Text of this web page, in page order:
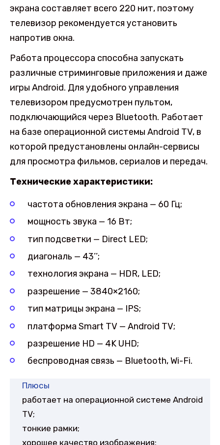
экрана составляет всего 220 нит, поэтому
телевизор рекомендуется установить
напротив окна.
Работа процессора способна запускать
различные стриминговые приложения и даже
игры Android. Для удобного управления
телевизором предусмотрен пультом,
подключающийся через Bluetooth. Работает
на базе операционной системы Android TV, в
которой предустановлены онлайн-сервисы
для просмотра фильмов, сериалов и передач.
Технические характеристики:
частота обновления экрана — 60 Гц;
мощность звука — 16 Вт;
тип подсветки — Direct LED;
диагональ — 43’’;
технология экрана — HDR, LED;
разрешение — 3840×2160;
тип матрицы экрана — IPS;
платформа Smart TV — Android TV;
разрешение HD — 4K UHD;
беспроводная связь — Bluetooth, Wi-Fi.
Плюсы
работает на операционной системе Android
TV;
тонкие рамки;
хорошее качество изображения;